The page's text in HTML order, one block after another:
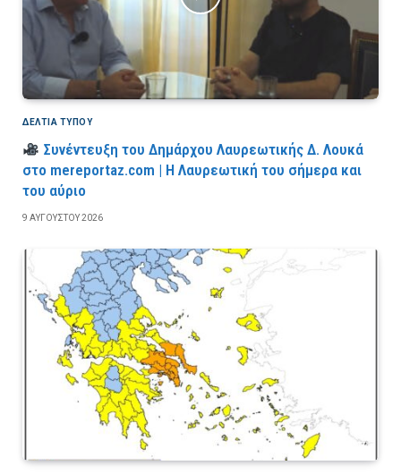
ΔΕΛΤΙΑ ΤΥΠΟΥ
Συνέντευξη του Δημάρχου Λαυρεωτικής Δ. Λουκά
στο mereportaz.com | Η Λαυρεωτική του σήμερα και
του αύριο
9 ΑΥΓΟΎΣΤΟΥ 2026